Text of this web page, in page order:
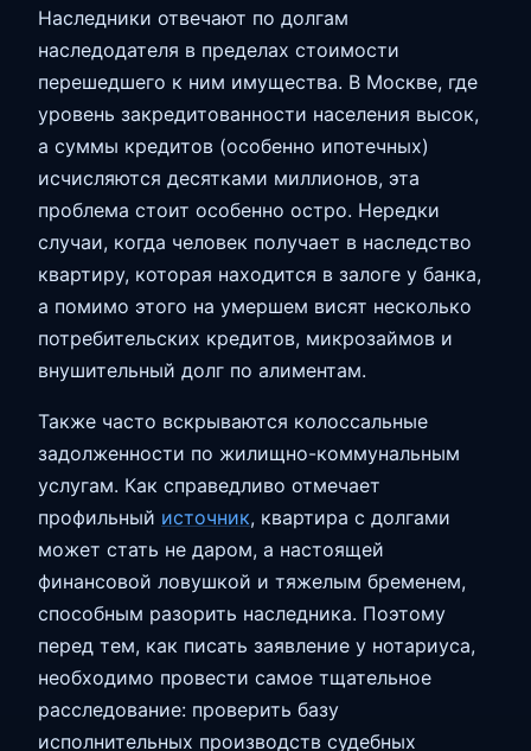
Наследники отвечают по долгам
наследодателя в пределах стоимости
перешедшего к ним имущества. В Москве, где
уровень закредитованности населения высок,
а суммы кредитов (особенно ипотечных)
исчисляются десятками миллионов, эта
проблема стоит особенно остро. Нередки
случаи, когда человек получает в наследство
квартиру, которая находится в залоге у банка,
а помимо этого на умершем висят несколько
потребительских кредитов, микрозаймов и
внушительный долг по алиментам.
Также часто вскрываются колоссальные
задолженности по жилищно-коммунальным
услугам. Как справедливо отмечает
профильный источник, квартира с долгами
может стать не даром, а настоящей
финансовой ловушкой и тяжелым бременем,
способным разорить наследника. Поэтому
перед тем, как писать заявление у нотариуса,
необходимо провести самое тщательное
расследование: проверить базу
исполнительных производств судебных